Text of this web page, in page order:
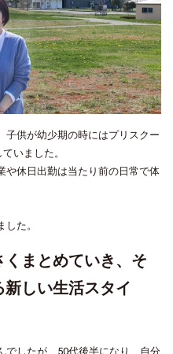
子供が幼少期の時にはプリスクー
いました。
や休日出勤は当たり前の日常で体
た。
くまとめていき、そ
しい生活スタイ
でしたが、50代後半になり、自分